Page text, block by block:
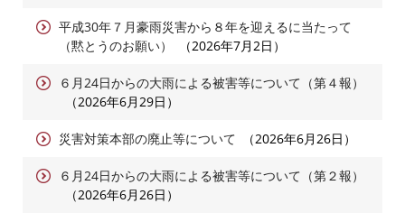
平成30年７月豪雨災害から８年を迎えるに当たって
（黙とうのお願い）
2026年7月2日
６月24日からの大雨による被害等について（第４報）
2026年6月29日
災害対策本部の廃止等について 2026年6月26日
６月24日からの大雨による被害等について（第２報）
2026年6月26日